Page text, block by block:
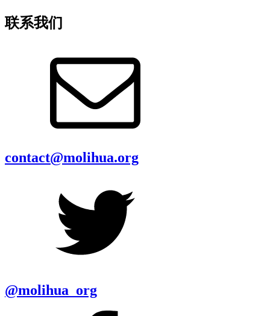
联系我们
contact@molihua.org
@molihua_org